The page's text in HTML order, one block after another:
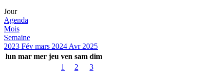
Jour
Agenda
Mois
Semaine
2023 Fév mars 2024 Avr 2025
lun mar mer jeu ven sam dim
1
2
3